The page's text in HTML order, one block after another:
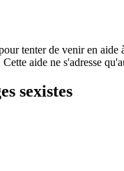
tenter de venir en aide
aide ne s'adresse
sexistes